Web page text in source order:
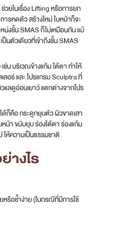
วยในเรื่อง Lifting หรือการยก
รหดตัว สร้างใหม่ ใบหน้าก็จะ
น่งชั้น SMAS ก็ไม่เหมือนกัน แม้
นตัวเดียวที่เข้าถึงชั้น SMAS
น บริเวณข้างแก้ม ใต้ตา ทำให้
อร์ และ โปรแกรม Sculptra ที่
แลดูอ่อนเยาว์ แตกต่างจากโปร
ก็คือ กระดูกยุบตัว ผิวขาดเสา
น้า ขมับยุบ ร่องใต้ตา ร่องแก้ม
ให้ความเป็นธรรมชาติ
างไร
รือช้ำง่าย (ในกรณีที่มีการใช้